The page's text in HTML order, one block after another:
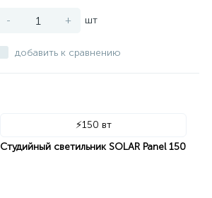
- + шт
добавить к сравнению
⚡150 вт
Студийный светильник SOLAR Panel 150